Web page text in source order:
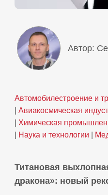
Автор:
Автомобилестроение и
Авиакосмическая
Химическая
Наука и технологии
Титановая
дракона»: новый